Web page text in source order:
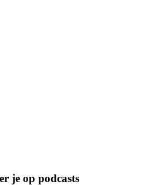
je op podcasts